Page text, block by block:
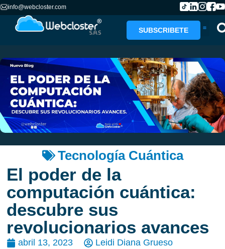
info@webcloster.com
SUBSCRIBETE
Tecnología Cuántica
El poder de la
computación cuántica:
descubre sus
revolucionarios avances
abril 13, 2023 Leidi Diana Grueso